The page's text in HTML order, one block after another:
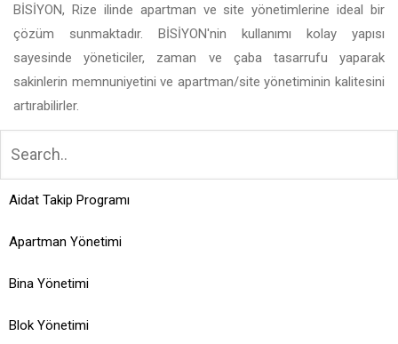
BİSİYON, Rize ilinde apartman ve site yönetimlerine ideal bir
çözüm sunmaktadır. BİSİYON'nin kullanımı kolay yapısı
sayesinde yöneticiler, zaman ve çaba tasarrufu yaparak
sakinlerin memnuniyetini ve apartman/site yönetiminin kalitesini
artırabilirler.
Aidat Takip Programı
Apartman Yönetimi
Bina Yönetimi
Blok Yönetimi